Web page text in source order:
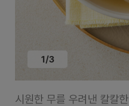
1/3
시원한 무를 우려낸 칼칼한